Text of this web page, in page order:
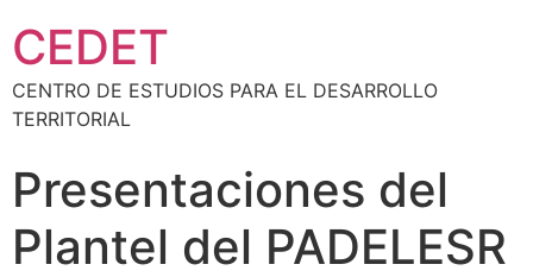
CEDET
CENTRO DE ESTUDIOS PARA EL DESARROLLO
TERRITORIAL
Presentaciones del
Plantel del PADELESR